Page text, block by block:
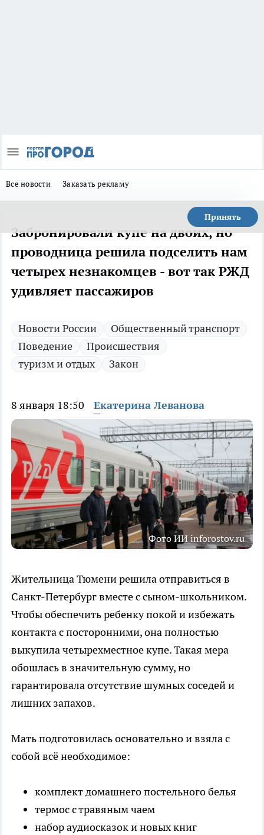
Все новости Заказать рекламу
Принять
Забронировали купе на двоих, но
проводница решила подселить нам
четырех незнакомцев - вот так РЖД
удивляет пассажиров
Новости России
Общественный транспорт
Поведение
Происшествия
туризм и отдых
Закон
8 января 18:50 Екатерина Леванова
Фото ИИ inforostov.ru
Жительница Тюмени решила отправиться в
Санкт-Петербург вместе с сыном-школьником.
Чтобы обеспечить ребенку покой и избежать
контакта с посторонними, она полностью
выкупила четырехместное купе. Такая мера
обошлась в значительную сумму, но
гарантировала отсутствие шумных соседей и
лишних запахов.
Мать подготовилась основательно и взяла с
собой всё необходимое:
комплект домашнего постельного белья
термос с травяным чаем
набор аудиосказок и новых книг